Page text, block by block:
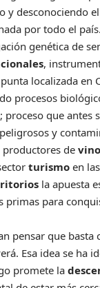
y desconociendo
por todo el
genética de
,
localizada en
procesos
que antes
y
de vino
turismo en
la apuesta
primas para
pensar que basta
Esa idea se ha
promete la